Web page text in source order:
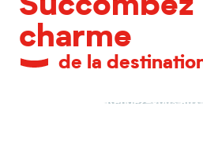
Succombez
charme
de la
Rendez-vous aux